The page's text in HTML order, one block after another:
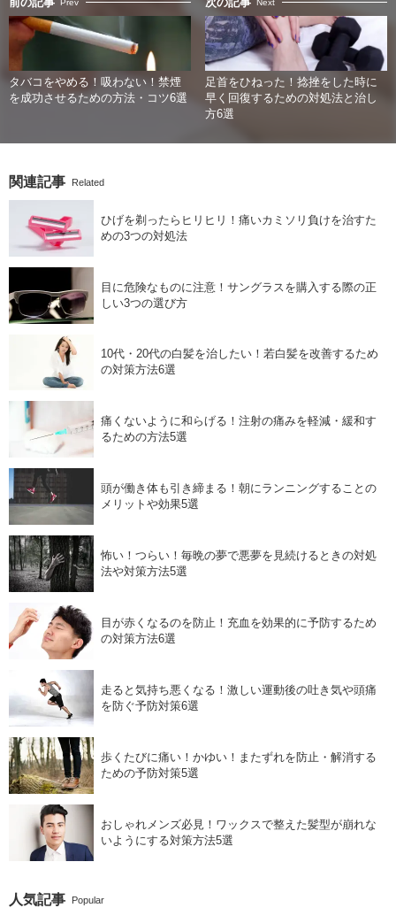
Prev
タバコをやめる！吸わない！禁煙
を成功させるための方法・コツ6選
Next
足首をひねった！捻挫をした時に
早く回復するための対処法と治し
方6選
関連記事 Related
ひげを剃ったらヒリヒリ！痛いカミソリ負けを治すた
めの3つの対処法
目に危険なものに注意！サングラスを購入する際の正
しい3つの選び方
10代・20代の白髪を治したい！若白髪を改善するため
の対策方法6選
痛くないように和らげる！注射の痛みを軽減・緩和す
るための方法5選
頭が働き体も引き締まる！朝にランニングすることの
メリットや効果5選
怖い！つらい！毎晩の夢で悪夢を見続けるときの対処
法や対策方法5選
目が赤くなるのを防止！充血を効果的に予防するため
の対策方法6選
走ると気持ち悪くなる！激しい運動後の吐き気や頭痛
を防ぐ予防対策6選
歩くたびに痛い！かゆい！またずれを防止・解消する
ための予防対策5選
おしゃれメンズ必見！ワックスで整えた髪型が崩れな
いようにする対策方法5選
人気記事 Popular